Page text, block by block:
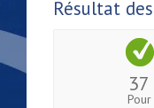
Résultat
37
Pour